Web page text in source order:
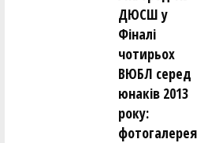
ДЮСШ у
Фіналі
чотирьох
ВЮБЛ серед
юнаків 2013
року:
фотогалерея